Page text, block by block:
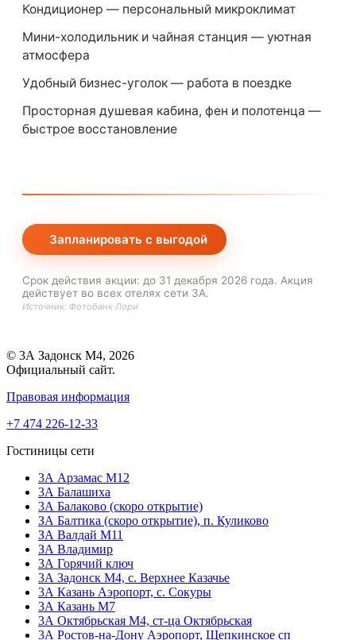
Кондиционер — персональный микроклимат
Мини-холодильник и чайная станция — уютная
атмосфера
Удобный бизнес-уголок — работа в поездке
Просторная душевая кабина, фен и полотенца —
быстрое восстановление
Запланировать с выгодой
Срок действия акции: до 31 декабря 2026 года. Акция
действует во всех отелях сети 3А.
Источник: Фотобанк Лори
© 3А Задонск М4, 2026
Официальный сайт.
Правовая информация
+7 474 226-12-33
Гостиницы сети
3А Арзамас М12
3А Балашиха
3А Балаково (скоро открытие)
ЗА Балтика (скоро открытие), п. Куликово
ЗА Валдай M11
ЗА Владимир
3А Горячий ключ
3А Задонск М4, с. Верхнее Казачье
3А Казань Аэропорт, с. Сокуры
3А Казань М7
3А Октябрьская М4, ст-ца Октябрьская
3А Ростов-на-Дону Аэропорт, Щепкинское сп